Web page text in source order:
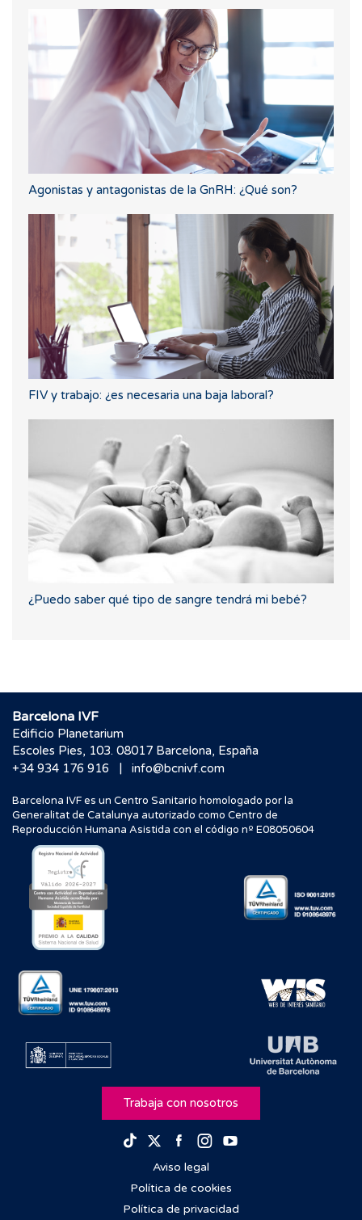
Agonistas y antagonistas de la GnRH: ¿Qué son?
FIV y trabajo: ¿es necesaria una baja laboral?
¿Puedo saber qué tipo de sangre tendrá mi bebé?
Barcelona IVF
Edificio Planetarium
Escoles Pies, 103. 08017 Barcelona, España
+34 934 176 916
| info@bcnivf.com
Barcelona IVF es un Centro Sanitario homologado por la
Generalitat de Catalunya autorizado como Centro de
Reproducción Humana Asistida con el código nº E08050604
Trabaja con nosotros
TikTokTwitterFacebook
Instagram
Aviso legal
Política de cookies
Política de privacidad